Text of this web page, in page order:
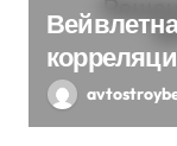
и
я
Решения